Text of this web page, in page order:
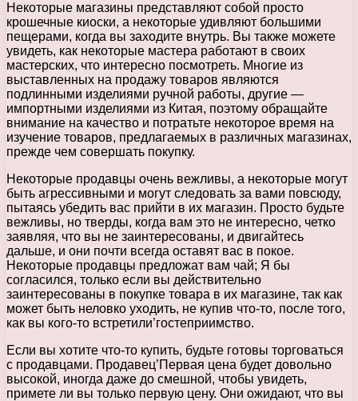
Некоторые магазины представляют собой просто
крошечные киоски, а некоторые удивляют большими
пещерами, когда вы заходите внутрь. Вы также можете
увидеть, как некоторые мастера работают в своих
мастерских, что интересно посмотреть. Многие из
выставленных на продажу товаров являются
подлинными изделиями ручной работы, другие —
импортными изделиями из Китая, поэтому обращайте
внимание на качество и потратьте некоторое время на
изучение товаров, предлагаемых в различных магазинах,
прежде чем совершать покупку.
Некоторые продавцы очень вежливы, а некоторые могут
быть агрессивными и могут следовать за вами повсюду,
пытаясь убедить вас прийти в их магазин. Просто будьте
вежливы, но тверды, когда вам это не интересно, четко
заявляя, что вы не заинтересованы, и двигайтесь
дальше, и они почти всегда оставят вас в покое.
Некоторые продавцы предложат вам чай; Я бы
согласился, только если вы действительно
заинтересованы в покупке товара в их магазине, так как
может быть неловко уходить, не купив что-то, после того,
как вы кого-то встретили’гостеприимство.
Если вы хотите что-то купить, будьте готовы торговаться
с продавцами. Продавец’Первая цена будет довольно
высокой, иногда даже до смешной, чтобы увидеть,
примете ли вы только первую цену. Они ожидают, что вы